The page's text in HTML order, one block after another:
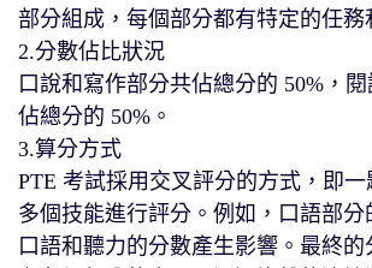
部分組成，每個部分都有特定的任務
2.分數佔比狀況
口說和寫作部分共佔總分的 50%，
佔總分的 50%。
3.算分方式
PTE 考試採用交叉評分的方式，即
多個技能進行評分。例如，口語部
口語和聽力的分數產生影響。最終